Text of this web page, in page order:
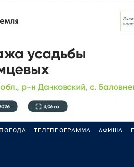
ПОГОДА ТЕЛЕПРОГРАММА АФИША